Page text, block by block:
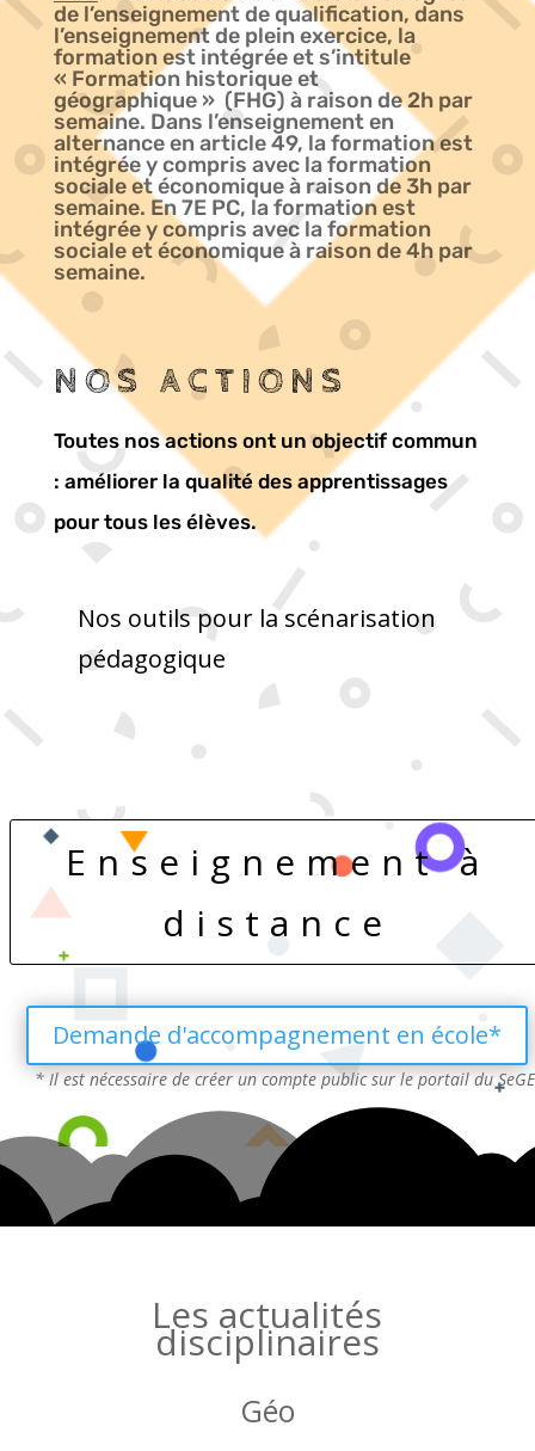
de l’enseignement de qualification, dans
l’enseignement de plein exercice, la
formation est intégrée et s’intitule
« Formation historique et
géographique » (FHG) à raison de 2h par
semaine. Dans l’enseignement en
alternance en article 49, la formation est
intégrée y compris avec la formation
sociale et économique à raison de 3h par
semaine. En 7E PC, la formation est
intégrée y compris avec la formation
sociale et économique à raison de 4h par
semaine.
NOS ACTIONS
Toutes nos actions ont un objectif commun
: améliorer la qualité des apprentissages
pour tous les élèves.
Nos outils pour la scénarisation
pédagogique
Enseignement à
distance
Demande d'accompagnement en école*
* Il est nécessaire de créer un compte public sur le portail du
Les actualités
disciplinaires
Géo